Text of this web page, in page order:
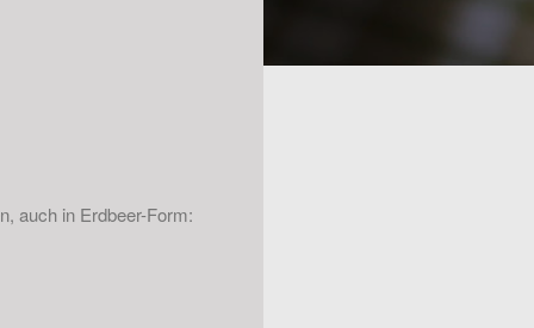
auch in Erdbeer-Form: